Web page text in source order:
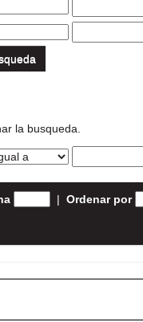
la busqueda.
| Ordenar por